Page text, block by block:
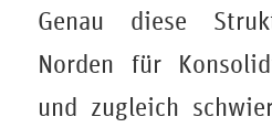
Genau diese
Norden für
und zugleich